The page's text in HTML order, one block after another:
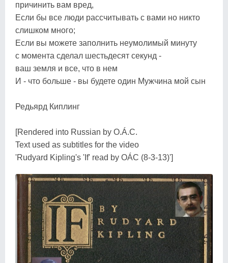
причинить вам вред,
Если бы все люди рассчитывать с вами но никто
слишком много;
Если вы можете заполнить неумолимый минуту
с момента сделал шестьдесят секунд -
ваш земля и все, что в нем
И - что больше - вы будете один Mужчина мой сын
Редьярд Киплинг
[Rendered into Russian by O.Á.C.
Text used as subtitles for the video
'Rudyard Kipling's 'If' read by OÁC (8-3-13)']